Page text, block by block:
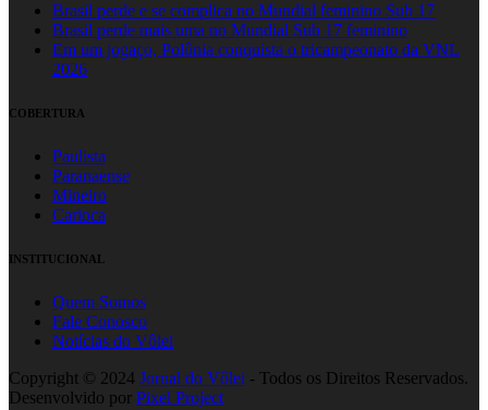
Brasil perde e se complica no Mundial feminino Sub 17
Brasil perde mais uma no Mundial Sub 17 feminino
Em um jogaço, Polônia conquista o tricampeonato da VNL
2026
COBERTURA
Paulista
Paranaense
Mineiro
Carioca
INSTITUCIONAL
Quem Somos
Fale Conosco
Notícias do Vôlei
Copyright © 2024 Jornal do Vôlei - Todos os Direitos Reservados.
Desenvolvido por Pixel Project